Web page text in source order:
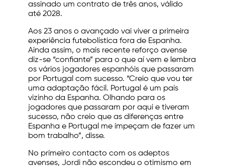
assinado um contrato de três anos, válido
até 2028.
Aos 23 anos o avançado vai viver a primeira
experiência futebolística fora de Espanha.
Ainda assim, o mais recente reforço avense
diz-se “confiante” para o que aí vem e lembra
os vários jogadores espanhóis que passaram
por Portugal com sucesso. “Creio que vou ter
uma adaptação fácil. Portugal é um país
vizinho da Espanha. Olhando para os
jogadores que passaram por aqui e tiveram
sucesso, não creio que as diferenças entre
Espanha e Portugal me impeçam de fazer um
bom trabalho”, disse.
No primeiro contacto com os adeptos
avenses, Jordi não escondeu o otimismo em